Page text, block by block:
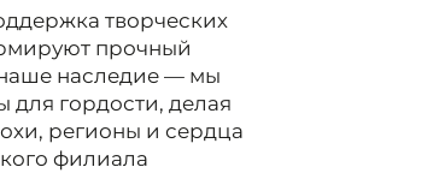
творческих
прочный
наследие — мы
гордости, делая
регионы и сердца
филиала